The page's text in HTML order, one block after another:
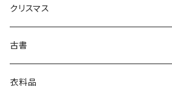
芸術・絵画・写真
絵本・児童書
娯楽・エンターテインメント
クリスマス
古書
古書セット
衣料品